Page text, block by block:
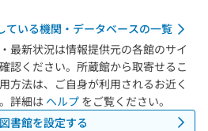
ている機関・データベースの一覧
最新状況は情報提供元の各館のサイ
認ください。所蔵館から取寄せるこ
方法は、ご自身が利用されるお近く
詳細は ヘルプ をご覧ください。
書館を設定する